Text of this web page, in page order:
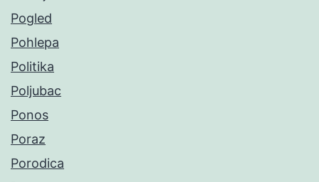
Pogled
Pohlepa
Politika
Poljubac
Ponos
Poraz
Porodica